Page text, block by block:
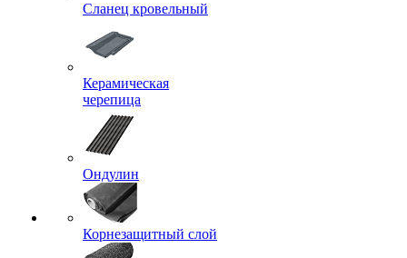
Сланец кровельный
Керамическая
черепица
Ондулин
Корнезащитный слой